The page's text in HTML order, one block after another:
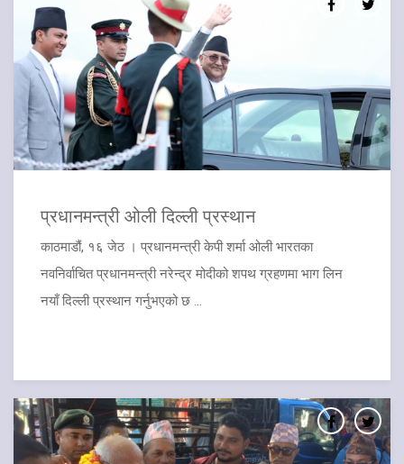
​प्रधानमन्त्री ओली दिल्ली प्रस्थान
काठमाडौं, १६ जेठ । प्रधानमन्त्री केपी शर्मा ओली भारतका
नवनिर्वाचित प्रधानमन्त्री नरेन्द्र मोदीको शपथ ग्रहणमा भाग लिन
नयाँ दिल्ली प्रस्थान गर्नुभएको छ ...